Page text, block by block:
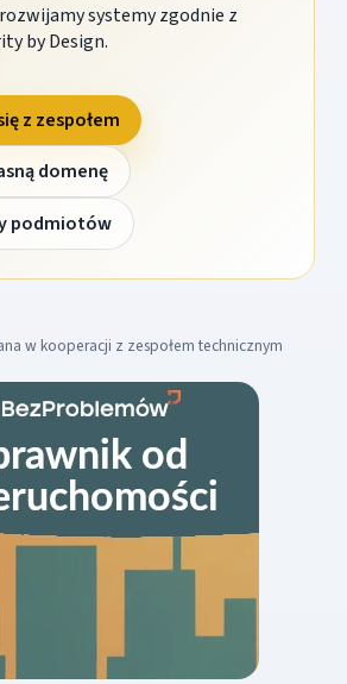
systemy zgodnie z
by Design.
z zespołem
domenę
podmiotów
w kooperacji z zespołem technicznym